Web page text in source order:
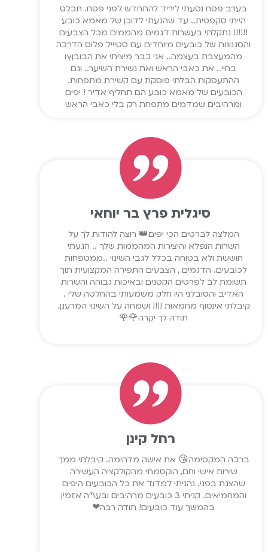
בערב פסח נסעתי ליריד להתחדש לפני פסח. תכלס
הייתי סקפטית.. עד שהגעתי לדוכן של מאמא כובע
!!!!!! נתקלתי בעשרות דגמים מהממים מכל הצבעים
והסגנונות של כובעים מיוחדים עם סטיייל פלוס הדרכה
מהמעצבת בעצמה.. אני כבר מיציתי את הבובןץו
בחיי.. את כאבי הראש ואת נשירת השיער.. וגם
ההתעסקות הבלתי פוסקת עם קשירת מתפחות.
הכובעים של מאמא כובע הם תחליף אדיר ! יפים
ומרהיבים שמדמים מתפחת רק בלי כאבי הראש
סיגלית פרץ בר יוחאי
המלצה לברטים הכי יפים👑 רוצה להודות לך על
השרות הנפלא והיצירות המהממות שלך .. הגעתי
חוששת ולא בטוחה בכלל לגבי השינוי ..ממטפחות
לכובעים. הדגמים , הצבעים התפירה המקצועית תוך
תשומת לב לפרטים הקטנים ובאיכות גבוהה והשרות
האדיב והסובלני היו חלק משמעותי בהחלטה שלי .
קיבלתי אינסוף מחמאות !!!! ושמחה על השינוי המרענן.
תודה לך יקרה🌹🌹
רחל קינן
ברכה המקסימה😘 את אישה מדהימה. קיבלתי ממך
שירות אישי וחם, הוקסמתי מהקולקציה העשירה
שהצגת בפני. נהניתי למדוד את כל הכובעים היפים
והמחמיאים. קניתי 3 כובעים מרהיבים ובע\"ה אזמין
בהמשך עוד כובעים! תודה רבה❤